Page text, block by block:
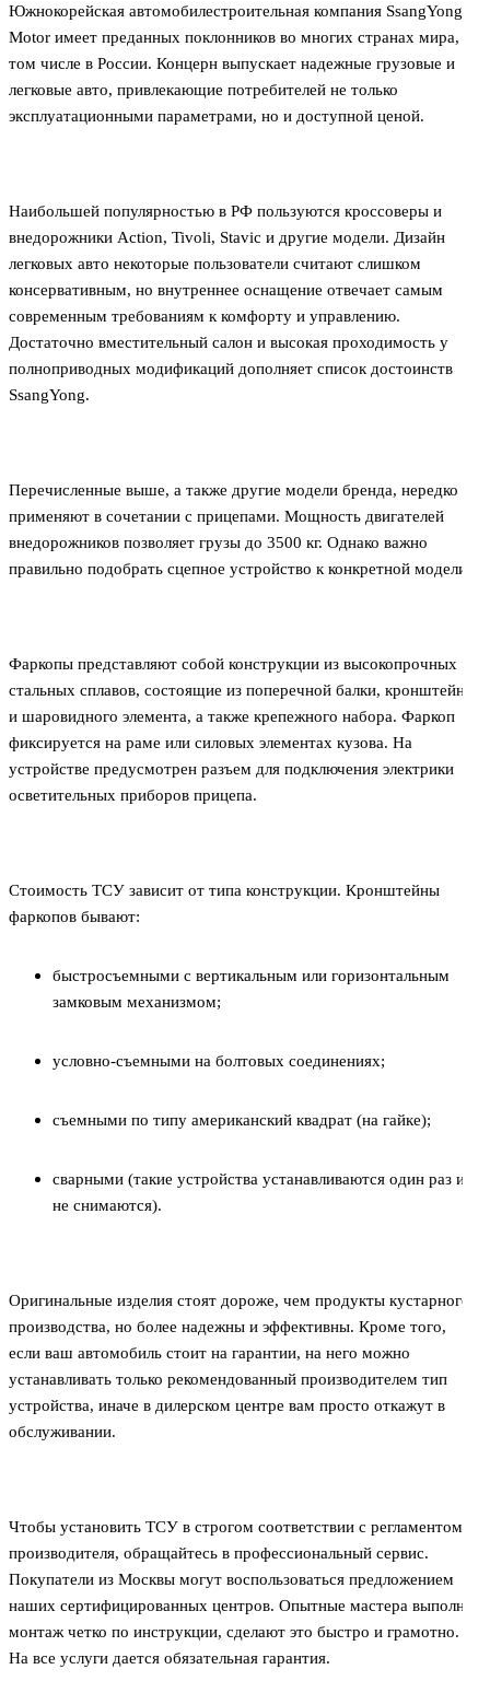
Южнокорейская автомобилестроительная компания SsangYong
Motor имеет преданных поклонников во многих странах мира, в
том числе в России. Концерн выпускает надежные грузовые и
легковые авто, привлекающие потребителей не только
эксплуатационными параметрами, но и доступной ценой.
Наибольшей популярностью в РФ пользуются кроссоверы и
внедорожники Action, Tivoli, Stavic и другие модели. Дизайн
легковых авто некоторые пользователи считают слишком
консервативным, но внутреннее оснащение отвечает самым
современным требованиям к комфорту и управлению.
Достаточно вместительный салон и высокая проходимость у
полноприводных модификаций дополняет список достоинств
SsangYong.
Перечисленные выше, а также другие модели бренда, нередко
применяют в сочетании с прицепами. Мощность двигателей
внедорожников позволяет грузы до 3500 кг. Однако важно
правильно подобрать сцепное устройство к конкретной модели.
Фаркопы представляют собой конструкции из высокопрочных
стальных сплавов, состоящие из поперечной балки, кронштейна
и шаровидного элемента, а также крепежного набора. Фаркоп
фиксируется на раме или силовых элементах кузова. На
устройстве предусмотрен разъем для подключения электрики
осветительных приборов прицепа.
Стоимость ТСУ зависит от типа конструкции. Кронштейны
фаркопов бывают:
быстросъемными с вертикальным или горизонтальным
замковым механизмом;
условно-съемными на болтовых соединениях;
съемными по типу американский квадрат (на гайке);
сварными (такие устройства устанавливаются один раз и
не снимаются).
Оригинальные изделия стоят дороже, чем продукты кустарного
производства, но более надежны и эффективны. Кроме того,
если ваш автомобиль стоит на гарантии, на него можно
устанавливать только рекомендованный производителем тип
устройства, иначе в дилерском центре вам просто откажут в
обслуживании.
Чтобы установить ТСУ в строгом соответствии с регламентом
производителя, обращайтесь в профессиональный сервис.
Покупатели из Москвы могут воспользоваться предложением
наших сертифицированных центров. Опытные мастера выполнят
монтаж четко по инструкции, сделают это быстро и грамотно.
На все услуги дается обязательная гарантия.